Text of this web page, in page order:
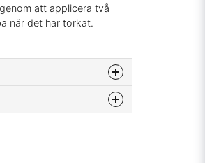
att applicera två
när det har torkat.